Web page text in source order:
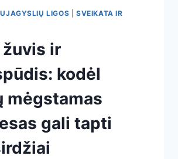
LIGOS |SVEIKATA IR
žuvis ir
kodėl
mėgstamas
gali tapti